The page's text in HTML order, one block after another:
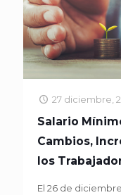
27 diciembre,
Salario
Cambios,
los
El 26 de